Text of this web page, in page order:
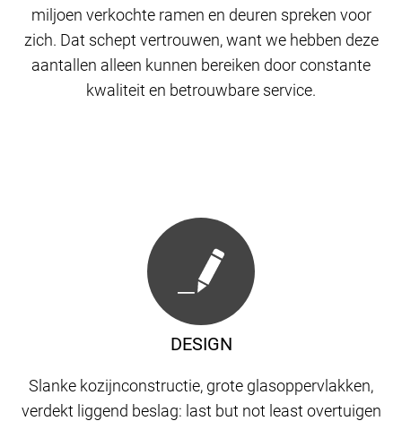
miljoen verkochte ramen en deuren spreken voor
zich. Dat schept vertrouwen, want we hebben deze
aantallen alleen kunnen bereiken door constante
kwaliteit en betrouwbare service.
DESIGN
Slanke kozijnconstructie, grote glasoppervlakken,
verdekt liggend beslag: last but not least overtuigen